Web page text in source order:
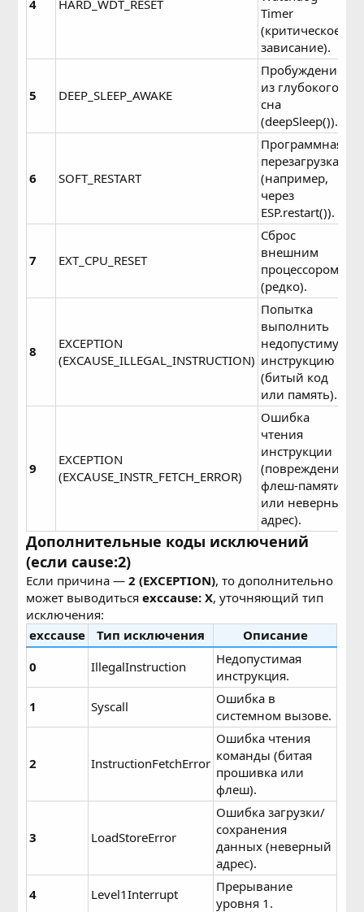
4 HARD_WDT_RESET
Timer
(критическое
зависание).
5 DEEP_SLEEP_AWAKE
Пробуждение
из глубокого
сна
(deepSleep()).
6 SOFT_RESTART
Программная
перезагрузка
(например,
через
ESP.restart()).
7 EXT_CPU_RESET
Сброс
внешним
процессором
(редко).
8
EXCEPTION
(EXCAUSE_ILLEGAL_INSTRUCTION)
Попытка
выполнить
недопустимую
инструкцию
(битый код
или память).
9
EXCEPTION
(EXCAUSE_INSTR_FETCH_ERROR)
Ошибка
чтения
инструкции
(повреждение
флеш-памяти
или неверный
адрес).
Дополнительные коды исключений
(если cause:2)
Если причина —2 (EXCEPTION), то дополнительно
может выводитьсяexccause: X, уточняющий тип
исключения:
exccause
Тип исключения
Описание
0
IllegalInstruction
Недопустимая
инструкция.
1
Syscall
Ошибка в
системном вызове.
2 InstructionFetchError
Ошибка чтения
команды (битая
прошивка или
флеш).
3 LoadStoreError
Ошибка загрузки/
сохранения
данных (неверный
адрес).
4
Level1Interrupt
Прерывание
уровня 1.